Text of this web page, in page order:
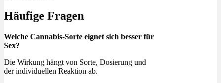
Häufige Fragen
Welche Cannabis-Sorte eignet sich besser für
Sex?
Die Wirkung hängt von Sorte, Dosierung und
der individuellen Reaktion ab.